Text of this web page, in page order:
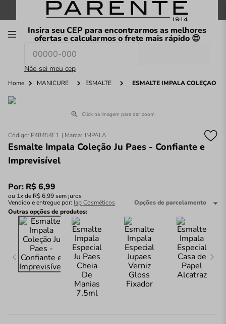
FRETE GRÁTIS nas compras a partir de R$199
Insira seu CEP para encontrarmos as melhores
ofertas e calcularmos o frete mais rápido 😍
Não sei meu cep
O que você procura hoje?
Home MANICURE ESMALTE ESMALTE IMPALA COLEÇÃO
Click na imagem para dar zoom
Código: P48454E1 IMPALA
Esmalte Impala Coleção Ju Paes - Confiante e
Imprevisível
Por: R$6,99
ou 1x de R$6,99sem juros
Vendido e entregue por: Iap Cosméticos
Opções de parcelamento
Outras opções de produtos: